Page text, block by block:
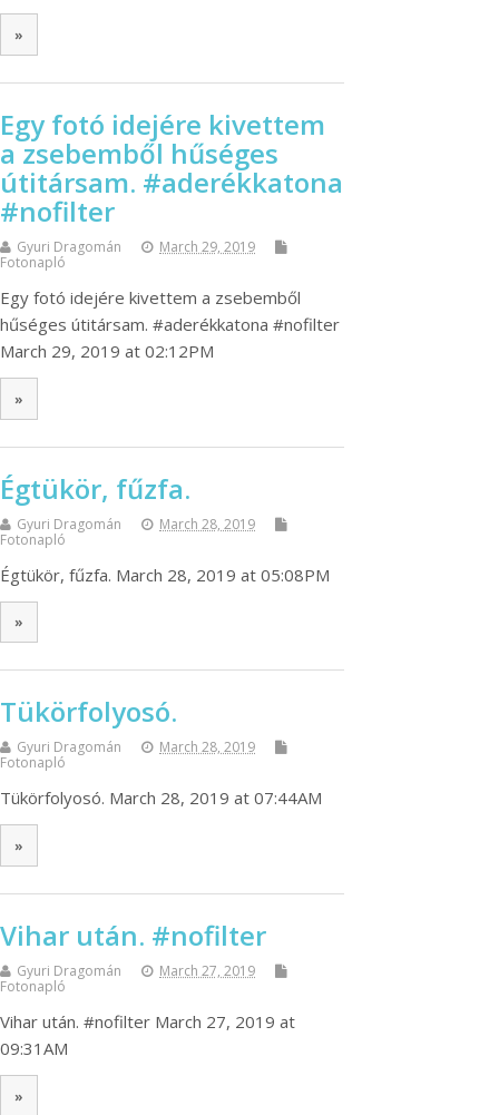
»
Egy fotó idejére kivettem
a zsebemből hűséges
útitársam. #aderékkatona
#nofilter
Gyuri Dragomán
March 29, 2019
Fotonapló
Egy fotó idejére kivettem a zsebemből
hűséges útitársam. #aderékkatona #nofilter
March 29, 2019 at 02:12PM
»
Égtükör, fűzfa.
Gyuri Dragomán
March 28, 2019
Fotonapló
Égtükör, fűzfa. March 28, 2019 at 05:08PM
»
Tükörfolyosó.
Gyuri Dragomán
March 28, 2019
Fotonapló
Tükörfolyosó. March 28, 2019 at 07:44AM
»
Vihar után. #nofilter
Gyuri Dragomán
March 27, 2019
Fotonapló
Vihar után. #nofilter March 27, 2019 at
09:31AM
»